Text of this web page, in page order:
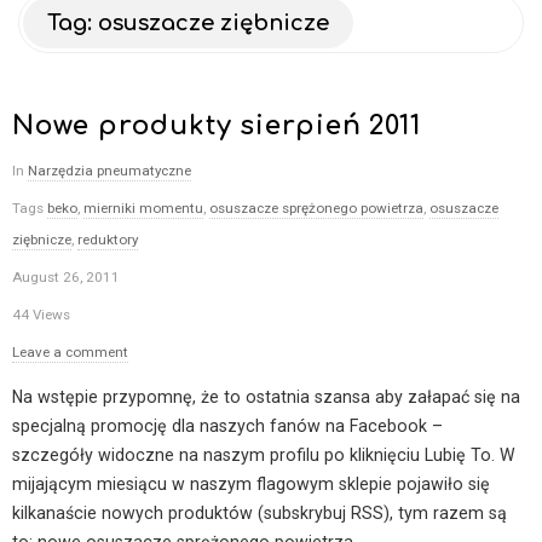
l
o
p
n
e
Tag: osuszacze ziębnicze
Nowe produkty sierpień 2011
In Narzędzia pneumatyczne
Tags beko, mierniki momentu, osuszacze sprężonego powietrza, osuszacze
ziębnicze, reduktory
August 26, 2011
44 Views
Leave a comment
Na wstępie przypomnę, że to ostatnia szansa aby załapać się na
specjalną promocję dla naszych fanów na Facebook –
szczegóły widoczne na naszym profilu po kliknięciu Lubię To. W
mijającym miesiącu w naszym flagowym sklepie pojawiło się
kilkanaście nowych produktów (subskrybuj RSS), tym razem są